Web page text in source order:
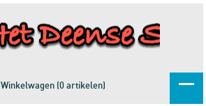
Winkelwagen (0 artikelen)